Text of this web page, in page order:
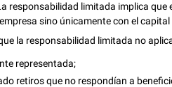
responsabilidad limitada implica que
sino únicamente con el
la responsabilidad limitada no
representada;
retiros que no respondían a